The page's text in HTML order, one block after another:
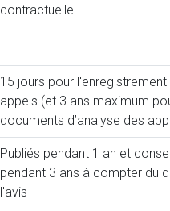
contractuelle
15 jours pour l'enregistrement
appels (et 3 ans maximum
documents d’analyse des
Publiés pendant 1 an et
pendant 3 ans à compter du
l'avis